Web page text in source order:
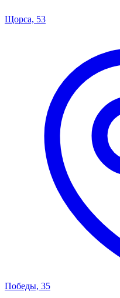
Щорса, 53
Победы, 35